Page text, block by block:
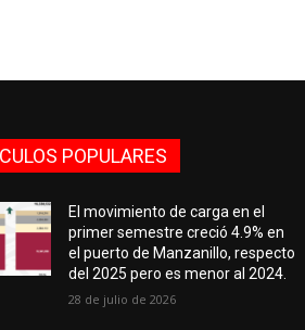
POPULARES
El movimiento de carga en el
primer semestre creció 4.9% en
el puerto de Manzanillo, respecto
del 2025 pero es menor al 2024.
28 de julio de 2026